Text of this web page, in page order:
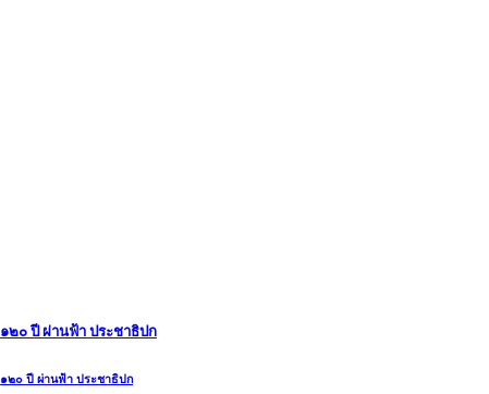
๑๒๐ ปี ผ่านฟ้า ประชาธิปก
๑๒๐ ปี ผ่านฟ้า ประชาธิปก